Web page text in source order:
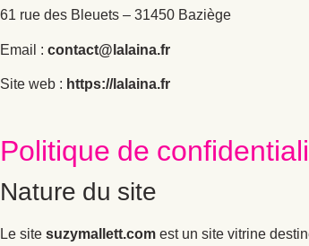
61 rue des Bleuets – 31450 Baziège
Email :contact@lalaina.fr
Site web :https://lalaina.fr
Politique de
Nature du site
Le sitesuzymallett.comest un site vitrine